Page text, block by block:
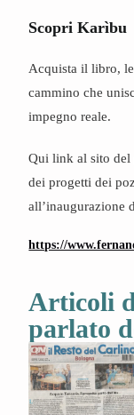
Scopri Karìbu
Acquista il libro,
cammino che
impegno reale.
Qui link al sito del
dei progetti dei
all’inaugurazione
https://
Articoli
parlato